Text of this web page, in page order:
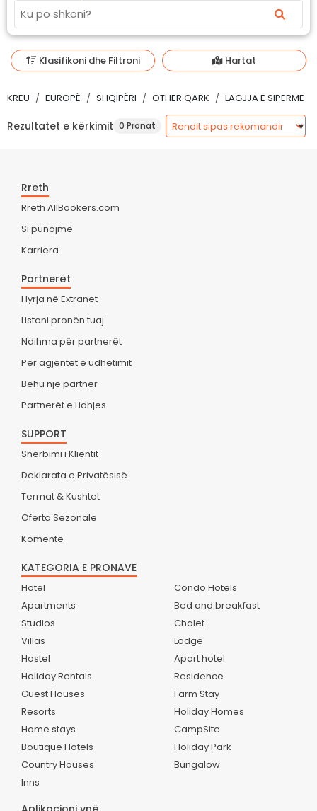
Klasifikoni dhe Filtroni Hartat
KREU EUROPË SHQIPËRI OTHER QARK LAGJJA E SIPERME
Rezultatet e kërkimit 0 Pronat
Rreth
Rreth AllBookers.com
Si punojmë
Karriera
Partnerët
Hyrja në Extranet
Listoni pronën tuaj
Ndihma për partnerët
Për agjentët e udhëtimit
Bëhu një partner
Partnerët e Lidhjes
SUPPORT
Shërbimi i Klientit
Deklarata e Privatësisë
Termat & Kushtet
Oferta Sezonale
Komente
KATEGORIA E PRONAVE
Hotel
Apartments
Studios
Villas
Hostel
Holiday Rentals
Guest Houses
Resorts
Home stays
Boutique Hotels
Country Houses
Inns
Condo Hotels
Bed and breakfast
Chalet
Lodge
Apart hotel
Residence
Farm Stay
Holiday Homes
CampSite
Holiday Park
Bungalow